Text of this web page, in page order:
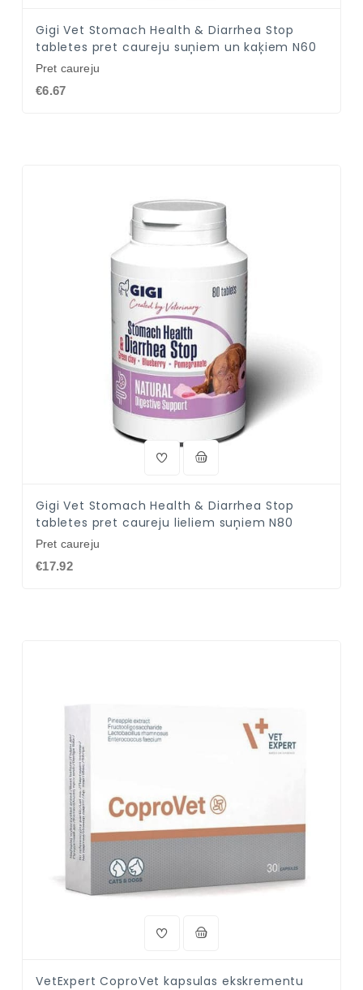
Gigi Vet Stomach Health & Diarrhea Stop
tabletes pret caureju suņiem un kaķiem N60
Pret caureju
€6.67
Gigi Vet Stomach Health & Diarrhea Stop
tabletes pret caureju lieliem suņiem N80
Pret caureju
€17.92
VetExpert CoproVet kapsulas ekskrementu